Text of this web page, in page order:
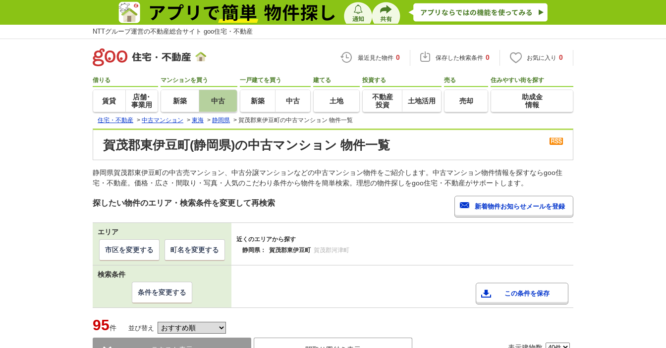
NTTグループ運営の不動産総合サイト goo住宅・不動産
最近見た物件 0 保存した検索条件 0 お気に入り 0
借りる
賃貸
店舗･
事業用
マンションを買う
新築 中古
一戸建てを買う
新築 中古
建てる
土地
投資する
不動産
投資
土地活用
売る
売却
住みやすい街を探す
助成金
情報
住宅・不動産 > 中古マンション > 東海 > 静岡県 > 賀茂郡東伊豆町の中古マンション 物件一覧
賀茂郡東伊豆町(静岡県)の中古マンション 物件一覧
静岡県賀茂郡東伊豆町の中古売マンション、中古分譲マンションなどの中古マンション物件をご紹介します。中古マンション物件情報を探すならgoo住
宅・不動産。価格・広さ・間取り・写真・人気のこだわり条件から物件を簡単検索。理想の物件探しをgoo住宅・不動産がサポートします。
探したい物件のエリア・検索条件を変更して再検索
エリア
近くのエリアから探す
静岡県：
賀茂郡東伊豆町 賀茂郡河津町
市区を変更する 町名を変更する
検索条件
この条件を保存
条件を変更する
95件 並び替え